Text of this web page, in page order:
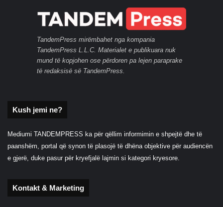
TandemPress mirëmbahet nga kompania
TandemPress L.L.C. Materialet e publikuara nuk
mund të kopjohen ose përdoren pa lejen paraprake
të redaksisë së TandemPress.
Kush jemi ne?
Mediumi TANDEMPRESS ka për qëllim informimin e shpejtë dhe të
paanshëm, portal që synon të plasojë të dhëna objektive për audiencën
e gjerë, duke pasur për kryefjalë lajmin si kategori kryesore.
Kontakt & Marketing